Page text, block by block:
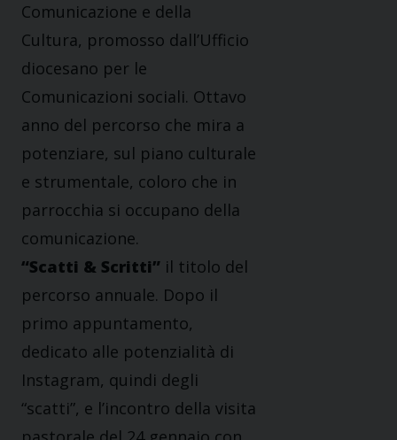
Comunicazione e della
Cultura, promosso dall’Ufficio
diocesano per le
Comunicazioni sociali. Ottavo
anno del percorso che mira a
potenziare, sul piano culturale
e strumentale, coloro che in
parrocchia si occupano della
comunicazione.
“Scatti & Scritti” il titolo del
percorso annuale. Dopo il
primo appuntamento,
dedicato alle potenzialità di
Instagram, quindi degli
“scatti”, e l’incontro della visita